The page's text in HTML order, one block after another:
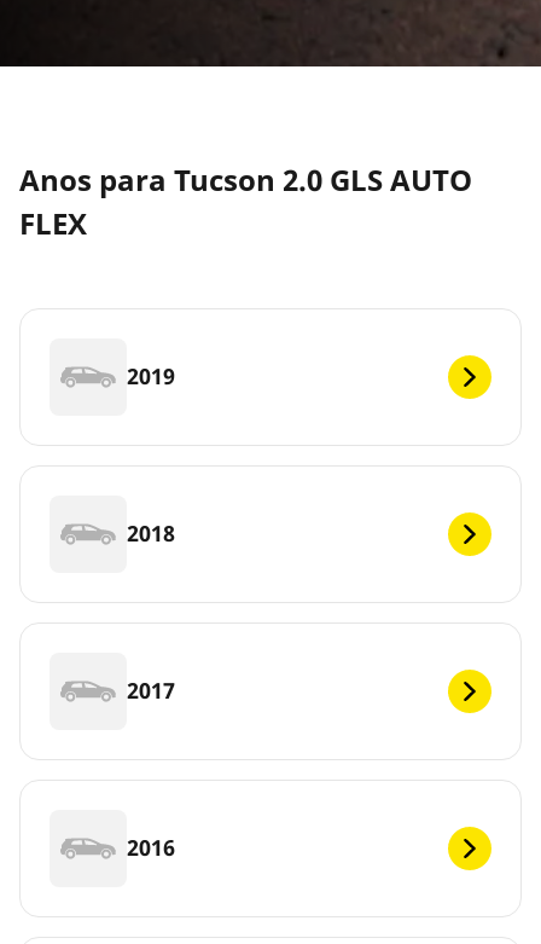
Anos para Tucson 2.0 GLS AUTO
FLEX
2019
2018
2017
2016